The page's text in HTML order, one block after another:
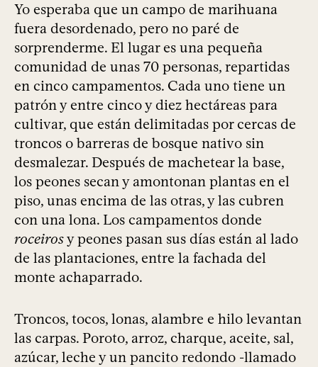
Yo esperaba que un campo de marihuana
fuera desordenado, pero no paré de
sorprenderme. El lugar es una pequeña
comunidad de unas 70 personas, repartidas
en cinco campamentos. Cada uno tiene un
patrón y entre cinco y diez hectáreas para
cultivar, que están delimitadas por cercas de
troncos o barreras de bosque nativo sin
desmalezar. Después de machetear la base,
los peones secan y amontonan plantas en el
piso, unas encima de las otras, y las cubren
con una lona. Los campamentos donde
roceirosy peones pasan sus días están al lado
de las plantaciones, entre la fachada del
monte achaparrado.
Troncos, tocos, lonas, alambre e hilo levantan
las carpas. Poroto, arroz, charque, aceite, sal,
azúcar, leche y un pancito redondo -llamado